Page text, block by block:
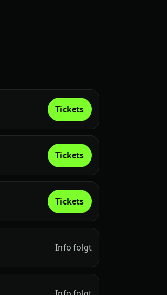
Tickets
Tickets
Tickets
Info folgt